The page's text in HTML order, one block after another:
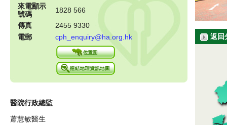
來電顯示
號碼
1828 566
傳真
2455 9330
電郵
cph_enquiry@ha.org.hk
醫院行政總監
蕭慧敏醫生
返回